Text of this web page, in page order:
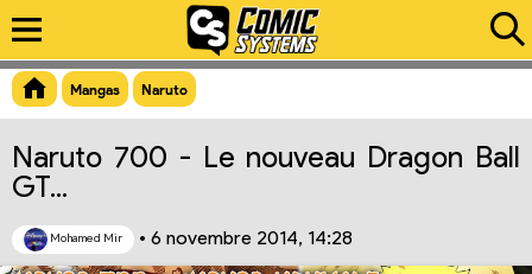
Mangas Naruto
Naruto 700 - Le nouveau Dragon Ball
GT...
Mohamed Mir • 6 novembre 2014, 14:28
Aperçu du lien